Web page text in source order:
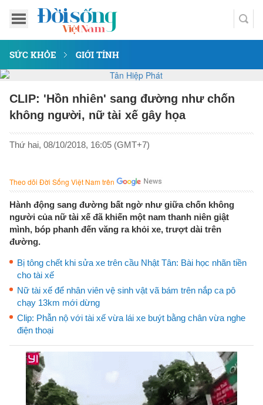
SỨC KHỎE GIỚI TÍNH
CLIP: 'Hồn nhiên' sang đường như chốn
không người, nữ tài xế gây họa
Thứ hai, 08/10/2018, 16:05 (GMT+7)
Theo dõi Đời Sống Việt Nam trên
Hành động sang đường bất ngờ như giữa chốn không
người của nữ tài xế đã khiến một nam thanh niên giật
mình, bóp phanh đến văng ra khỏi xe, trượt dài trên
đường.
Bị tông chết khi sửa xe trên cầu Nhật Tân: Bài học nhãn tiền
cho tài xế
Nữ tài xế để nhân viên vệ sinh vật vã bám trên nắp ca pô
chạy 13km mới dừng
Clip: Phẫn nộ với tài xế vừa lái xe buýt bằng chân vừa nghe
điện thoại